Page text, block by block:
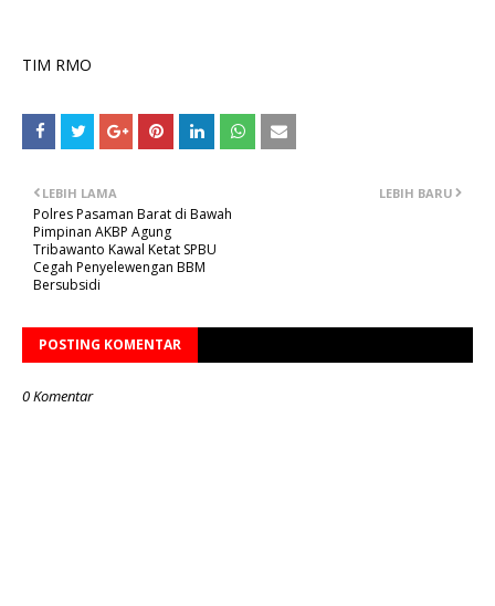
TIM RMO
LEBIH BARU
LEBIH LAMA
Polres Pasaman Barat di Bawah
Pimpinan AKBP Agung
Tribawanto Kawal Ketat SPBU
Cegah Penyelewengan BBM
Bersubsidi
POSTING KOMENTAR
0 Komentar